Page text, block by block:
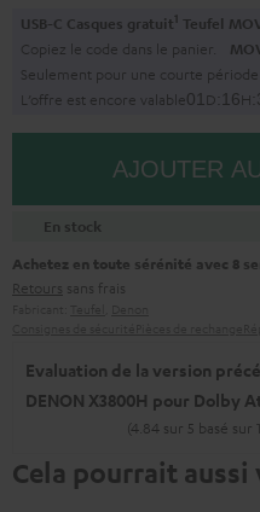
USB-C Casques gratuit1 Teufel
Copiez le code dans le panier.
Seulement pour une courte période
L’offre est encore valable01 D 1 6H
AJOUTER
En stock
Achetez en toute sérénité avec 8
Retours sans frais
Evaluation de la version
DENON X3800H pour Dolby
(4.84 sur 5 basé sur
Cela pourrait aussi